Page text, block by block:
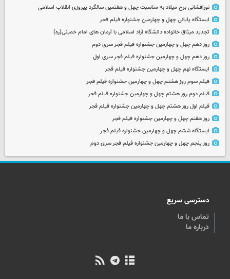
نورافشانی برج میلاد به مناسبت چهل‌ و هفتمین سالگرد پیروزی انقلاب اسلامی
ایستگاه پایانی چهل و چهارمین جشنواره فیلم فجر
تجدید میثاق خانواده دانشگاه آزاد اسلامی با آرمان های امام خمینی(ره)
روز دهم چهل و چهارمین جشنواره فیلم فجر سری دوم
روز دهم چهل و چهارمین جشنواره فیلم فجر سری اول
ایستگاه نهم چهل و چهارمین جشنواره فیلم فجر
فیلم سوم روز هشتم چهل و چهارمین جشنواره فیلم فجر
فیلم دوم روز هشتم چهل و چهارمین جشنواره فیلم فجر
فیلم اول روز هشتم چهل و چهارمین جشنواره فیلم فجر
روز هفتم چهل و چهارمین جشنواره فیلم فجر
ایستگاه ششم چهل و چهارمین جشنواره فیلم فجر
روز پنجم چهل و چهارمین جشنواره فیلم فجر سری دوم
دسترسی سریع
تماس با ما
درباره ما